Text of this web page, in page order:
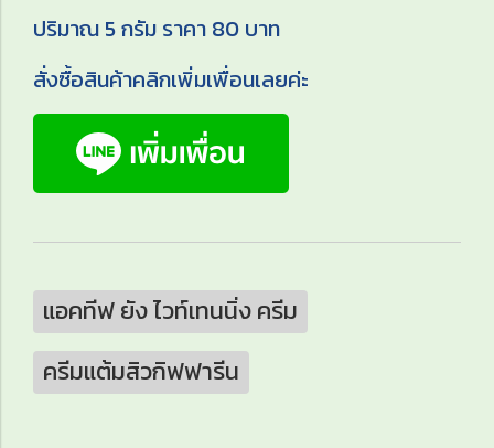
ปริมาณ 5 กรัม ราคา 80 บาท
สั่งซื้อสินค้าคลิกเพิ่มเพื่อนเลยค่ะ
แอคทีฟ ยัง ไวท์เทนนิ่ง ครีม
ครีมแต้มสิวกิฟฟารีน